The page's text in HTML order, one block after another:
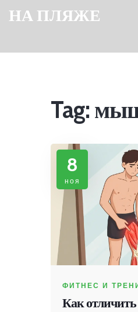
НА ПЛЯЖЕ
Tag:
8
ноя
ФИТНЕС И
Как